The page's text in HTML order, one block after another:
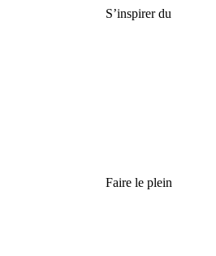
S’inspirer du
Faire le plein